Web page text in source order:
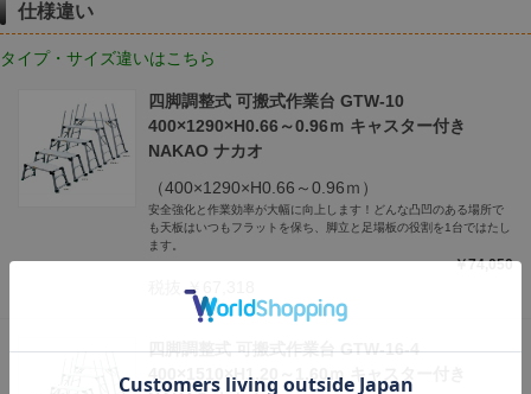
仕様違い
タイプ・サイズ違いはこちら
四脚調整式 可搬式作業台 GTW-10
400×1290×H0.66～0.96ｍ キャスター付き
NAKAO ナカオ
（400×1290×H0.66～0.96ｍ）
安全強化と作業効率が大幅に向上します！どんな凸凹のある場所で
も天板はいつもフラットを保ち、脚立と足場板の役割を1台ではたし
ます。
￥74,050
税抜 ￥67,318
四脚調整式 可搬式作業台 GTW-16-4
400×1510×H1.20～1.60ｍ キャスター付き